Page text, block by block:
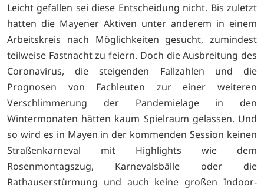
Leicht gefallen sei diese Entscheidung nicht. Bis zuletzt
hatten die Mayener Aktiven unter anderem in einem
Arbeitskreis nach Möglichkeiten gesucht, zumindest
teilweise Fastnacht zu feiern. Doch die Ausbreitung des
Coronavirus, die steigenden Fallzahlen und die
Prognosen von Fachleuten zur einer weiteren
Verschlimmerung der Pandemielage in den
Wintermonaten hätten kaum Spielraum gelassen. Und
so wird es in Mayen in der kommenden Session keinen
Straßenkarneval mit Highlights wie dem
Rosenmontagszug, Karnevalsbälle oder die
Rathauserstürmung und auch keine großen Indoor-